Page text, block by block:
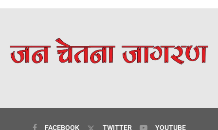
FACEBOOK TWITTER YOUTUBE